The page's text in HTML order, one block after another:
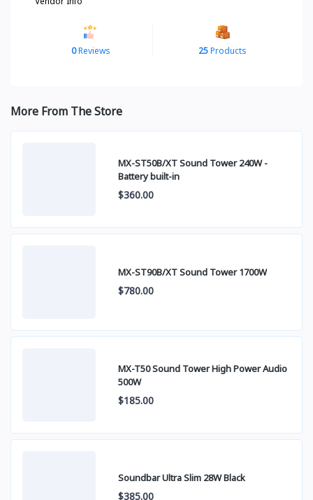
0Reviews 25Products
More From The Store
MX-ST50B/XT Sound Tower 240W -
Battery built-in
$360.00
MX-ST90B/XT Sound Tower 1700W
$780.00
MX-T50 Sound Tower High Power Audio
500W
$185.00
Soundbar Ultra Slim 28W Black
$385.00